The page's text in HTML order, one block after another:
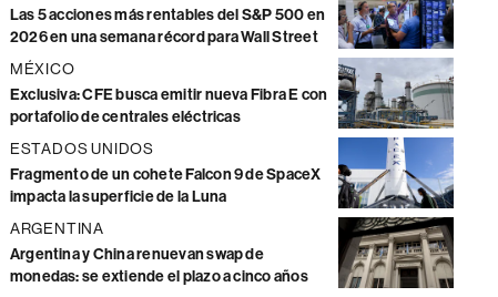
Las 5 acciones más rentables del S&P 500 en
2026 en una semana récord para Wall Street
MÉXICO
Exclusiva: CFE busca emitir nueva Fibra E con
portafolio de centrales eléctricas
ESTADOS UNIDOS
Fragmento de un cohete Falcon 9 de SpaceX
impacta la superficie de la Luna
ARGENTINA
Argentina y China renuevan swap de
monedas: se extiende el plazo a cinco años